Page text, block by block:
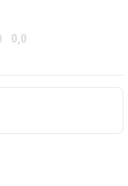
0,0